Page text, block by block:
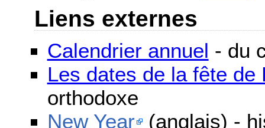
Liens externes
Calendrier annuel - du
Les dates de la fête de
orthodoxe
New Year (anglais) -